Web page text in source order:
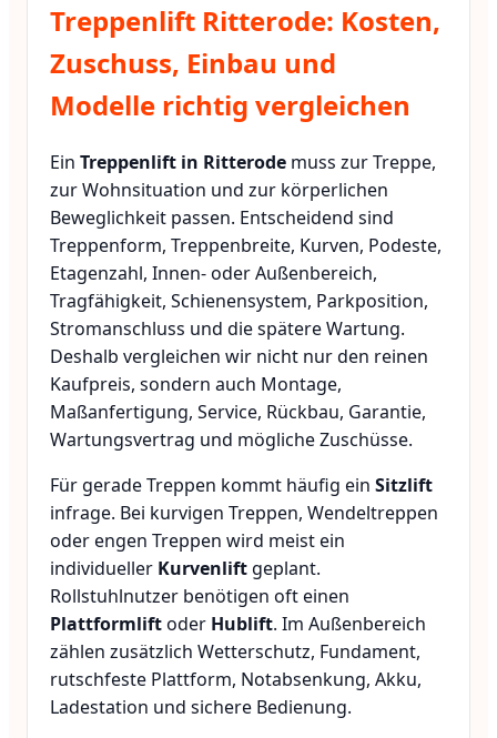
Treppenlift Ritterode: Kosten,
Zuschuss, Einbau und
Modelle richtig vergleichen
Ein Treppenlift in Ritterode muss zur Treppe,
zur Wohnsituation und zur körperlichen
Beweglichkeit passen. Entscheidend sind
Treppenform, Treppenbreite, Kurven, Podeste,
Etagenzahl, Innen- oder Außenbereich,
Tragfähigkeit, Schienensystem, Parkposition,
Stromanschluss und die spätere Wartung.
Deshalb vergleichen wir nicht nur den reinen
Kaufpreis, sondern auch Montage,
Maßanfertigung, Service, Rückbau, Garantie,
Wartungsvertrag und mögliche Zuschüsse.
Für gerade Treppen kommt häufig ein Sitzlift
infrage. Bei kurvigen Treppen, Wendeltreppen
oder engen Treppen wird meist ein
individueller Kurvenlift geplant.
Rollstuhlnutzer benötigen oft einen
Plattformliftoder Hublift. Im Außenbereich
zählen zusätzlich Wetterschutz, Fundament,
rutschfeste Plattform, Notabsenkung, Akku,
Ladestation und sichere Bedienung.